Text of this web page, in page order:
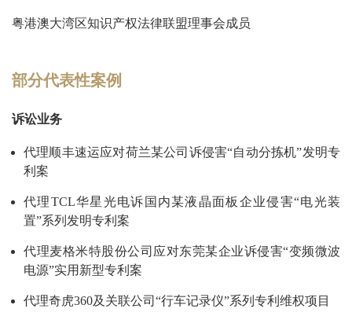
粤港澳大湾区知识产权法律联盟理事会成员
部分代表性案例
诉讼业务
代理顺丰速运应对荷兰某公司诉侵害“自动分拣机”发明专
利案
代理TCL华星光电诉国内某液晶面板企业侵害“电光装
置”系列发明专利案
代理麦格米特股份公司应对东莞某企业诉侵害“变频微波
电源”实用新型专利案
代理奇虎360及关联公司“行车记录仪”系列专利维权项目